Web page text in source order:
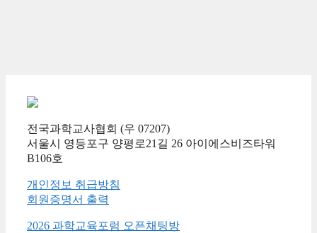
전국과학교사협회 (우 07207)
서울시 영등포구 양평로21길 26 아이에스비즈타워
B106호
개인정보 취급방침
회원증명서 출력
2026 과학교육포럼 오픈채팅방